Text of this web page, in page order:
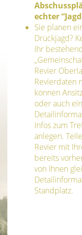
echter
Sie planen
Drückjagd?
Ihr
Revier
Revierdaten
können
oder auch
Infos zum
anlegen.
Revier mit
bereits
von Ihnen
Standplatz.